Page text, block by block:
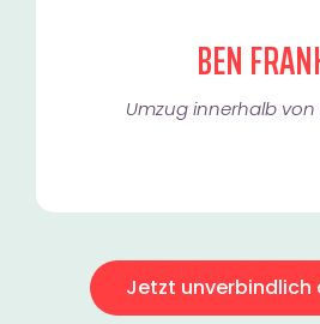
BEN
Umzug innerhalb
Jetzt unverbindlich